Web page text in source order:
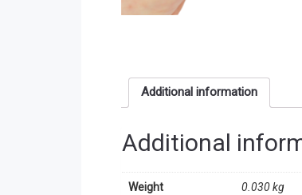
Additional information
Additional
Weight 0.030 kg